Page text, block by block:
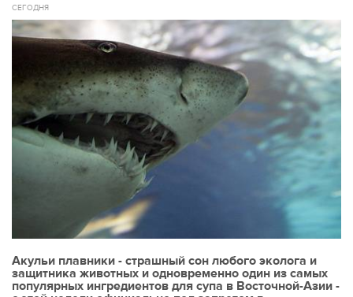
СЕГОДНЯ
Акульи плавники - страшный сон любого эколога и
защитника животных и одновременно один из самых
популярных ингредиентов для супа в Восточной-Азии -